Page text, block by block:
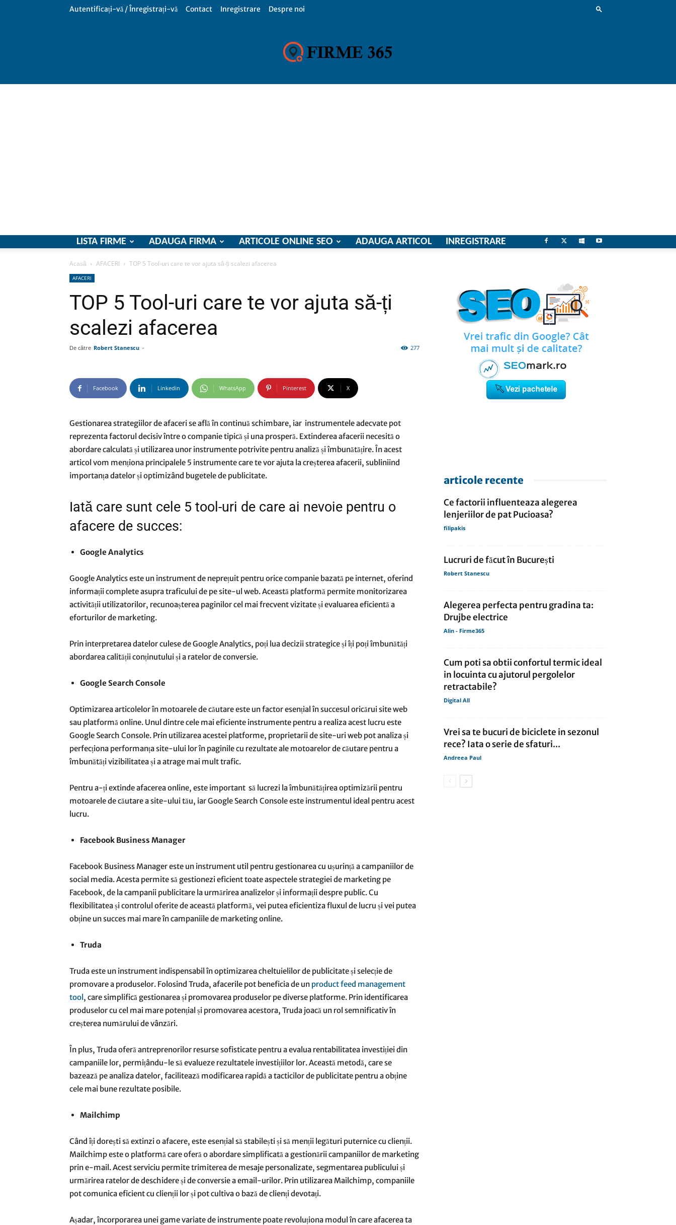
Autentificați-vă / Înregistrați-vă Contact Inregistrare Despre noi
comunicate
LISTA FIRME ADAUGA FIRMA ARTICOLE ONLINE SEO ADAUGA ARTICOL INREGISTRARE
Acasă AFACERI TOP 5 Tool-uri care te vor ajuta să-ți scalezi afacerea
AFACERI
TOP 5 Tool-uri care te vor ajuta să-ți
scalezi afacerea
De către Robert Stanescu - 277
Facebook Linkedin WhatsApp Pinterest X
Gestionarea strategiilor de afaceri se află în continuă schimbare, iar instrumentele adecvate pot
reprezenta factorul decisiv între o companie tipică și una prosperă. Extinderea afacerii necesită o
abordare calculată și utilizarea unor instrumente potrivite pentru analiză și îmbunătățire. În acest
articol vom menționa principalele 5 instrumente care te vor ajuta la creșterea afacerii, subliniind
importanța datelor și optimizând bugetele de publicitate.
Iată care sunt cele 5 tool-uri de care ai nevoie pentru o
afacere de succes:
Google Analytics
Google Analytics este un instrument de neprețuit pentru orice companie bazată pe internet, oferind
informații complete asupra traficului de pe site-ul web. Această platformă permite monitorizarea
activității utilizatorilor, recunoașterea paginilor cel mai frecvent vizitate și evaluarea eficientă a
eforturilor de marketing.
Prin interpretarea datelor culese de Google Analytics, poți lua decizii strategice și îți poți îmbunătăți
abordarea calității conținutului și a ratelor de conversie.
Google Search Console
Optimizarea articolelor în motoarele de căutare este un factor esențial în succesul oricărui site web
sau platformă online. Unul dintre cele mai eficiente instrumente pentru a realiza acest lucru este
Google Search Console. Prin utilizarea acestei platforme, proprietarii de site-uri web pot analiza și
perfecționa performanța site-ului lor în paginile cu rezultate ale motoarelor de căutare pentru a
îmbunătăți vizibilitatea și a atrage mai mult trafic.
Pentru a-ți extinde afacerea online, este important să lucrezi la îmbunătățirea optimizării pentru
motoarele de căutare a site-ului tău, iar Google Search Console este instrumentul ideal pentru acest
lucru.
Facebook Business Manager
Facebook Business Manager este un instrument util pentru gestionarea cu ușurință a campaniilor de
social media. Acesta permite să gestionezi eficient toate aspectele strategiei de marketing pe
Facebook, de la campanii publicitare la urmărirea analizelor și informații despre public. Cu
flexibilitatea și controlul oferite de această platformă, vei putea eficientiza fluxul de lucru și vei putea
obține un succes mai mare în campaniile de marketing online.
Truda
Truda este un instrument indispensabil în optimizarea cheltuielilor de publicitate și selecție de
promovare a produselor. Folosind Truda, afacerile pot beneficia de un product feed management
tool, care simplifică gestionarea și promovarea produselor pe diverse platforme. Prin identificarea
produselor cu cel mai mare potențial și promovarea acestora, Truda joacă un rol semnificativ în
creșterea numărului de vânzări.
În plus, Truda oferă antreprenorilor resurse sofisticate pentru a evalua rentabilitatea investiției din
campaniile lor, permițându-le să evalueze rezultatele investițiilor lor. Această metodă, care se
bazează pe analiza datelor, facilitează modificarea rapidă a tacticilor de publicitate pentru a obține
cele mai bune rezultate posibile.
Mailchimp
Când îți dorești să extinzi o afacere, este esențial să stabilești și să menții legături puternice cu clienții.
Mailchimp este o platformă care oferă o abordare simplificată a gestionării campaniilor de marketing
prin e-mail. Acest serviciu permite trimiterea de mesaje personalizate, segmentarea publicului și
urmărirea ratelor de deschidere și de conversie a email-urilor. Prin utilizarea Mailchimp, companiile
pot comunica eficient cu clienții lor și pot cultiva o bază de clienți devotați.
Așadar, încorporarea unei game variate de instrumente poate revoluționa modul în care afacerea ta
articole recente
Ce factorii influenteaza alegerea
lenjeriilor de pat Pucioasa?
filipakis
Lucruri de făcut în București
Robert Stanescu
Alegerea perfecta pentru gradina ta:
Drujbe electrice
Alin - Firme365
Cum poti sa obtii confortul termic ideal
in locuinta cu ajutorul pergolelor
retractabile?
Digital All
Vrei sa te bucuri de biciclete in sezonul
rece? Iata o serie de sfaturi...
Andreea Paul